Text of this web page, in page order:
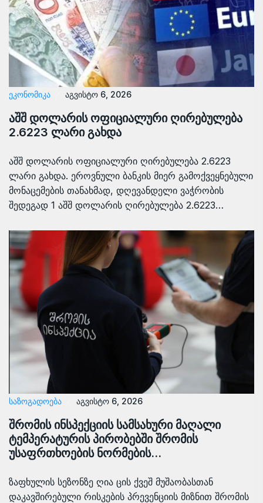
ᲔᲙᲝᲜᲝᲛᲘᲙᲐ აგვისტო 6, 2026
აშშ დოლარის ოფიციალური ღირებულება
2.6223 ლარი გახდა
აშშ დოლარის ოფიციალური ღირებულება 2.6223
ლარი გახდა. ეროვნული ბანკის მიერ გამოქვეყნებული
მონაცემების თანახმად, დღევანდელი ვაჭრობის
შედეგად 1 აშშ დოლარის ღირებულება 2.6223…
ᲡᲐᲖᲝᲒᲐᲓᲝᲔᲑᲐ აგვისტო 6, 2026
შრომის ინსპექციის სამსახური მაღალი
ტემპერატურის პირობებში შრომის
უსაფრთხოების ნორმების…
ზაფხულის სეზონზე ღია ცის ქვეშ მუშაობასთან
დაკავშირებული რისკების პრევენციის მიზნით შრომის